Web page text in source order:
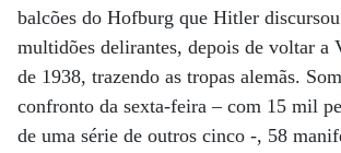
balcões do Hofburg que Hitler
multidões delirantes, depois de voltar a
de 1938, trazendo as tropas alemãs.
confronto da sexta-feira – com 15 mil
de uma série de outros cinco -, 58